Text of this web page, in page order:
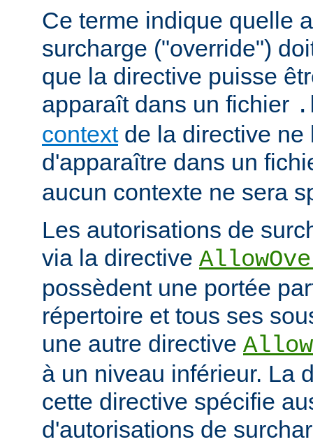
Ce terme indique quelle
surcharge ("override")
que la directive puisse
apparaît dans un fichier
contextde la directive ne
d'apparaître dans un
aucun contexte ne sera
Les autorisations de
via la directive
possèdent une portée
répertoire et tous ses
une autre directive
à un niveau inférieur. La
cette directive spécifie
d'autorisations de